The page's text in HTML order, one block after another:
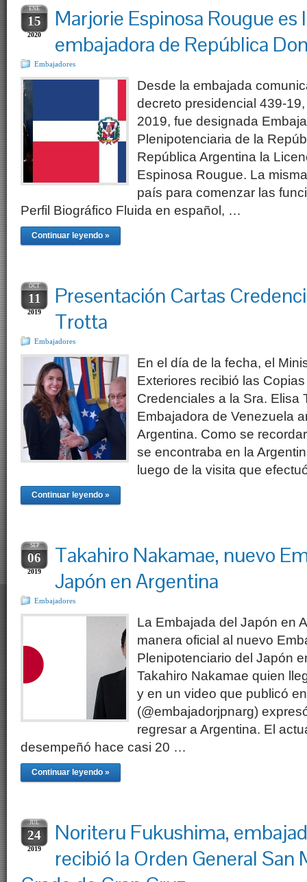
ENE
15
2020
Marjorie Espinosa Rougue es
embajadora de República
Embajadores
Desde la embajada
decreto presidencial 439-
2019, fue designada
Plenipotenciaria de la
República Argentina la
Espinosa Rougue. La
país para comenzar las
Perfil Biográfico Fluida en español, …
Continuar leyendo »
OCT
11
2019
Presentación Cartas
Trotta
Embajadores
En el día de la fecha, el
Exteriores recibió las
Credenciales a la Sra. Elisa
Embajadora de Venezuela
Argentina. Como se
se encontraba en la
luego de la visita que
Continuar leyendo »
SEP
06
2019
Takahiro Nakamae, nuevo
Japón en Argentina
Embajadores
La Embajada del Japón en
manera oficial al nuevo
Plenipotenciario del Japón
Takahiro Nakamae quien
y en un video que publicó
(@embajadorjpnarg)
regresar a Argentina. El
desempeñó hace casi 20 …
Continuar leyendo »
JUL
24
2019
Noriteru Fukushima,
recibió la Orden General San